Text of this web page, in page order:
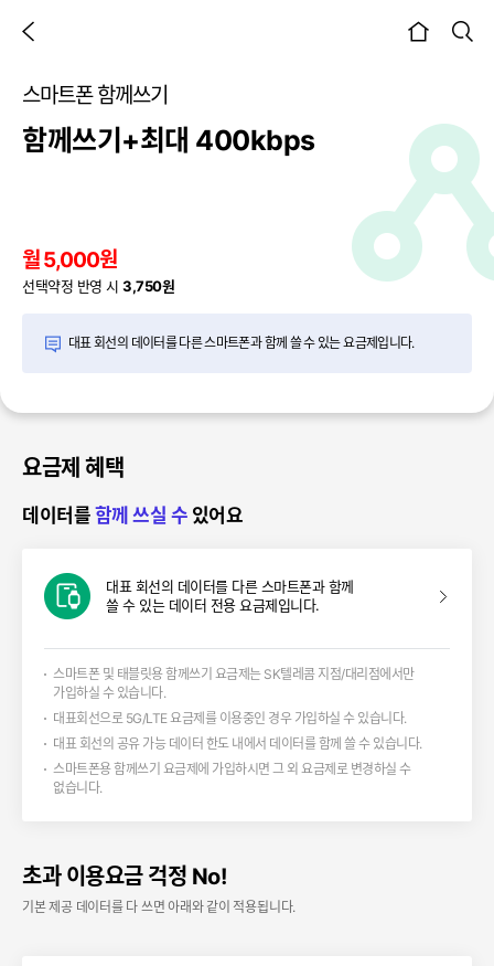
본문시작
스마트폰 함께쓰기
함께쓰기+최대 400kbps
월 5,000원
선택약정 반영 시3,750원
대표 회선의 데이터를 다른 스마트폰과 함께 쓸 수 있는 요금제입니다.
요금제 혜택
데이터를 함께 쓰실 수 있어요
대표 회선의 데이터를 다른 스마트폰과 함께
쓸 수 있는 데이터 전용 요금제입니다.
스마트폰 및 태블릿용 함께쓰기 요금제는 SK텔레콤 지점/대리점에서만
가입하실 수 있습니다.
대표회선으로 5G/LTE 요금제를 이용중인 경우 가입하실 수 있습니다.
대표 회선의 공유 가능 데이터 한도 내에서 데이터를 함께 쓸 수 있습니다.
스마트폰용 함께쓰기 요금제에 가입하시면 그 외 요금제로 변경하실 수
없습니다.
초과 이용요금 걱정 No!
기본 제공 데이터를 다 쓰면 아래와 같이 적용됩니다.